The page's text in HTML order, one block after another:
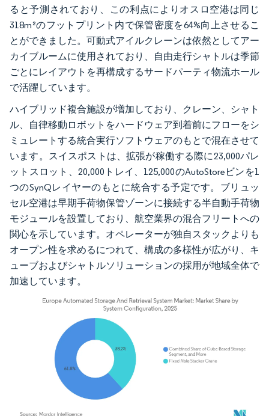
ると予測されており、この利点によりオスロ空港は同じ
318m²のフットプリント内で保管密度を64%向上させるこ
とができました。可動式アイルクレーンは依然としてアー
カイブルームに使用されており、自由走行シャトルは季節
ごとにレイアウトを再構成するサードパーティ物流ホール
で活躍しています。
ハイブリッド複合施設が増加しており、クレーン、シャト
ル、自律移動ロボットをハードウェア到着前にフローをシ
ミュレートする統合実行ソフトウェアのもとで混在させて
います。スイスポストは、拡張が稼働する際に23,000パレ
ットスロット、20,000トレイ、125,000のAutoStoreビンを1
つのSynQレイヤーのもとに統合する予定です。ブリュッ
セル空港は早期手荷物保管ゾーンに接続する半自動手荷物
モジュールを設置しており、航空業界の混合フリートへの
関心を示しています。オペレーターが独自スタックよりも
オープン性を求めるにつれて、構成の多様性が広がり、キ
ューブおよびシャトルソリューションの採用が地域全体で
加速しています。